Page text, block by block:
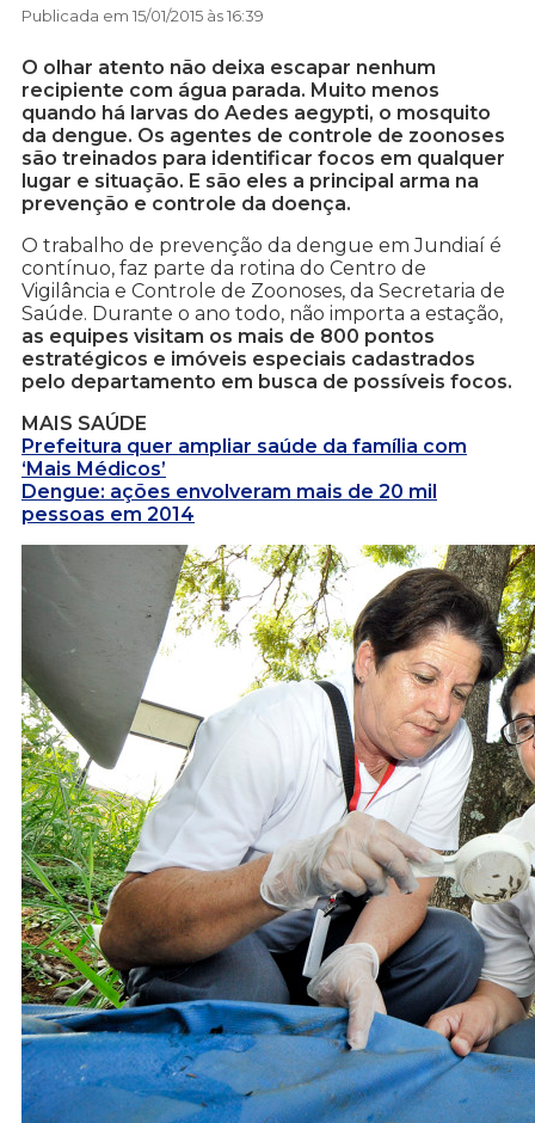
Publicada em 15/01/2015 às 16:39
O olhar atento não deixa escapar nenhum
recipiente com água parada. Muito menos
quando há larvas do Aedes aegypti, o mosquito
da dengue. Os agentes de controle de zoonoses
são treinados para identificar focos em qualquer
lugar e situação. E são eles a principal arma na
prevenção e controle da doença.
O trabalho de prevenção da dengue em Jundiaí é
contínuo, faz parte da rotina do Centro de
Vigilância e Controle de Zoonoses, da Secretaria de
Saúde. Durante o ano todo, não importa a estação,
as equipes visitam os mais de 800 pontos
estratégicos e imóveis especiais cadastrados
pelo departamento em busca de possíveis focos.
MAIS SAÚDE
Prefeitura quer ampliar saúde da família com
‘Mais Médicos’
Dengue: ações envolveram mais de 20 mil
pessoas em 2014